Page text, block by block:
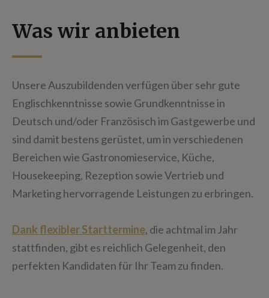
Was wir anbieten
Unsere Auszubildenden verfügen über sehr gute
Englischkenntnisse sowie Grundkenntnisse in
Deutsch und/oder Französisch im Gastgewerbe und
sind damit bestens gerüstet, um in verschiedenen
Bereichen wie Gastronomieservice, Küche,
Housekeeping, Rezeption sowie Vertrieb und
Marketing hervorragende Leistungen zu erbringen.
Dank flexibler Starttermine, die achtmal im Jahr
stattfinden, gibt es reichlich Gelegenheit, den
perfekten Kandidaten für Ihr Team zu finden.